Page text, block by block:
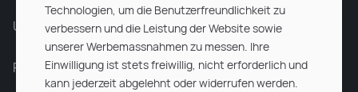
Unsere Dienstleistungen
Partnerunternehmen
Technologien, um die Benutzerfreundlichkeit zu
verbessern und die Leistung der Website sowie
unserer Werbemassnahmen zu messen. Ihre
Einwilligung ist stets freiwillig, nicht erforderlich und
kann jederzeit abgelehnt oder widerrufen werden.